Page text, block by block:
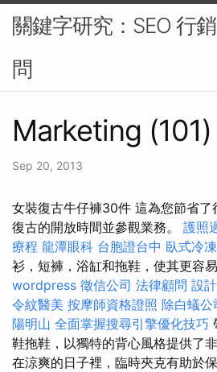
關鍵字研究：SEO 行
問
Marketing (101)
Sep 20, 2013
女裝復古牛仔褲30件 這為您節省了
復古的開放時間並參觀業務。 護照
療程 龍潭眼科 台胞證台中 臥式冷
衫，短褲，浴缸和拖鞋，使其更容易
wordpress 徵信公司 法律顧問 設計
令紋醫美 按摩師資格證照 除白蟻公
陽明山 全面掌握搜尋引擎優化技巧
鞋拖鞋，以獨特的背心風格提供了
在涼爽的日子裡，臨時夾克有助於